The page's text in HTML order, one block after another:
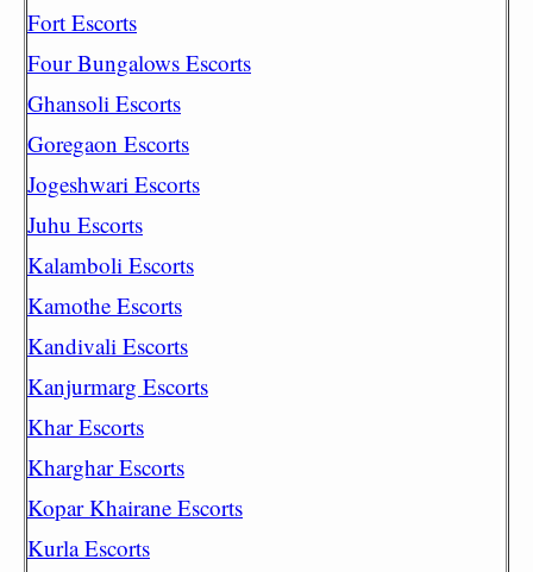
Fort Escorts
Four Bungalows Escorts
Ghansoli Escorts
Goregaon Escorts
Jogeshwari Escorts
Juhu Escorts
Kalamboli Escorts
Kamothe Escorts
Kandivali Escorts
Kanjurmarg Escorts
Khar Escorts
Kharghar Escorts
Kopar Khairane Escorts
Kurla Escorts